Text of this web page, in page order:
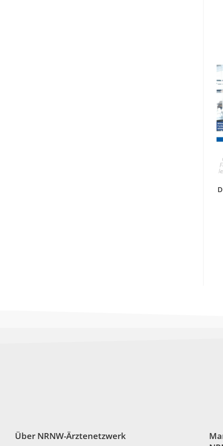
Über NRNW-Ärztenetzwerk